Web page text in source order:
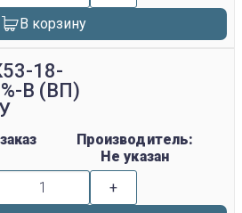
В корзину
18-
В (ВП)
Производитель:
Не указан
+